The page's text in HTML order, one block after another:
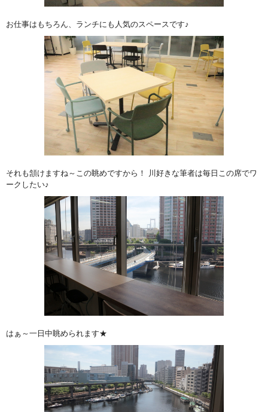
お仕事はもちろん、ランチにも人気のスペースです♪
それも頷けますね～この眺めですから！ 川好きな筆者は毎日この席でワ
ークしたい♪
はぁ～一日中眺められます★